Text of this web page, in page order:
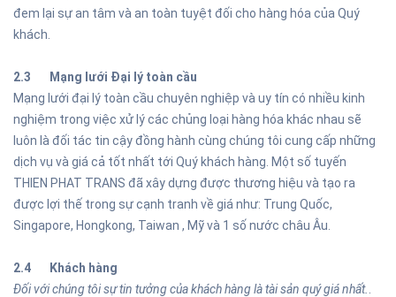
đem lại sự an tâm và an toàn tuyệt đối cho hàng hóa của Quý
khách.
2.3 Mạng lưới Đại lý toàn cầu
Mạng lưới đại lý toàn cầu chuyên nghiệp và uy tín có nhiều kinh
nghiệm trong việc xử lý các chủng loại hàng hóa khác nhau sẽ
luôn là đối tác tin cậy đồng hành cùng chúng tôi cung cấp những
dịch vụ và giá cả tốt nhất tới Quý khách hàng. Một số tuyến
THIEN PHAT TRANS đã xây dựng được thương hiệu và tạo ra
được lợi thế trong sự cạnh tranh về giá như: Trung Quốc,
Singapore, Hongkong, Taiwan , Mỹ và 1 số nước châu Âu.
2.4 Khách hàng
Đối với chúng tôi sự tin tưởng của khách hàng là tài sản quý giá nhất.